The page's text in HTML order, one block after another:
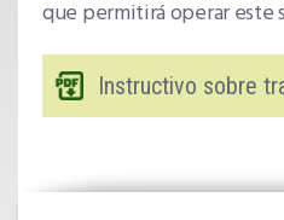
que permitirá operar este
Instructivo sobre